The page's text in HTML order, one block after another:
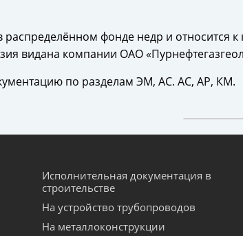
распределённом фонде недр и относится
видана компании ОАО
по разделам ЭМ, АС. АС, АР, КМ.
Исполнительная документация в
строительстве
На устройство трубопроводов
На металлоконструкции